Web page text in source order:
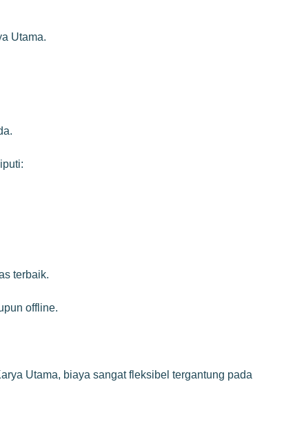
Utama.
terbaik.
offline.
Utama, biaya sangat fleksibel tergantung pada